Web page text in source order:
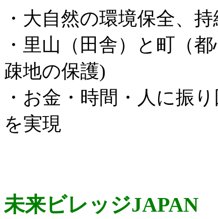
・大自然の環境保全、
・里山（田舎）と町（
疎地の保護)
・お金・時間・人に振
を実現
未来ビレッジJAPAN